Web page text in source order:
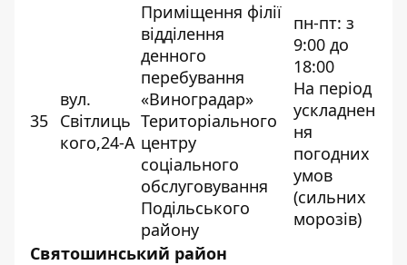
35
вул.
Світлиць
кого,24-А
Приміщення філії
відділення
денного
перебування
«Виноградар»
Територіального
центру
соціального
обслуговування
Подільського
району
пн-пт: з
9:00 до
18:00
На період
ускладнен
ня
погодних
умов
(сильних
морозів)
Святошинський район